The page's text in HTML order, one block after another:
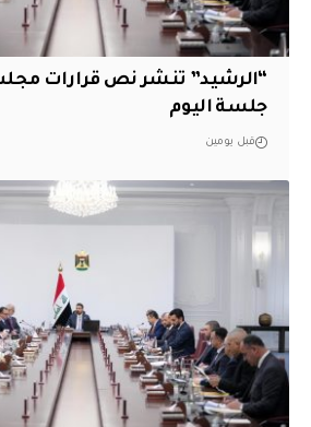
“الرشيد” تنشر نص قرارات
جلسة اليوم
قبل يومين